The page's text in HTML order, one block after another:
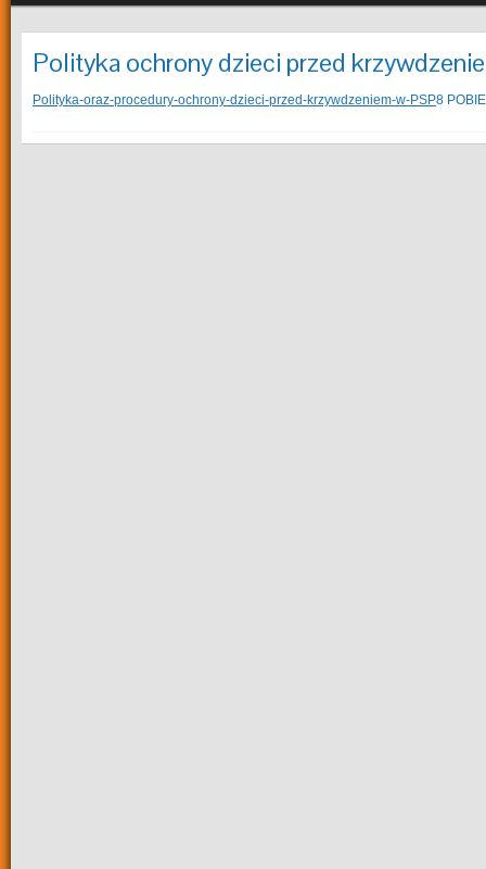
Polityka ochrony dzieci przed
Polityka-oraz-procedury-ochrony-dzieci-przed-krzywdzeniem-w-PSP8